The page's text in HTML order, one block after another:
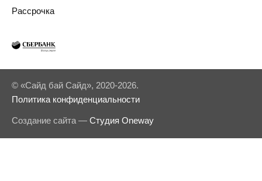
Рассрочка
© «Сайд бай Сайд», 2020-2026.
Политика конфиденциальности
Создание сайта — Студия Oneway